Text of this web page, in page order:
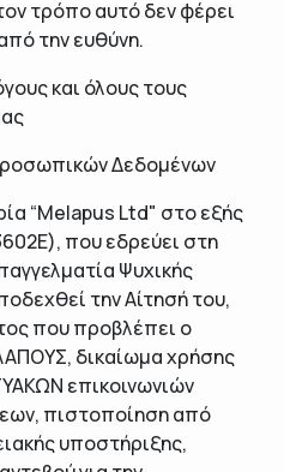
τρόπο αυτό δεν φέρει
την ευθύνη.
και όλους τους
Δεδομένων
“Melapus Ltd" στο εξής
που εδρεύει στη
Ψυχικής
την Αίτησή του,
που προβλέπει ο
δικαίωμα χρήσης
επικοινωνιών
πιστοποίηση από
υποστήριξης,